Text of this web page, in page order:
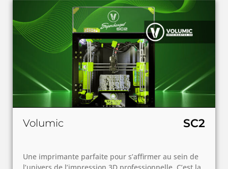
Volumic SC2
Une imprimante parfaite pour s’affirmer au sein de